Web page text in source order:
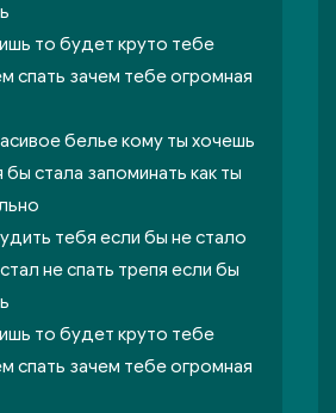
то будет круто тебе
спать зачем тебе огромная
белье кому ты хочешь
бы стала запоминать как ты
тебя если бы не стало
не спать трепя если бы
то будет круто тебе
спать зачем тебе огромная